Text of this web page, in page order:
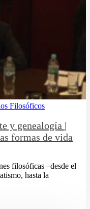
Filosóficos
y genealogía |
formas de vida
filosóficas –desde el
hasta la